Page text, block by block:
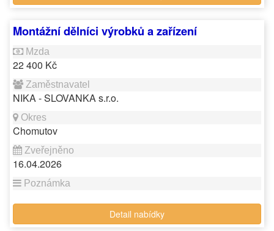
Montážní dělníci výrobků a zařízení
22 400 Kč
NIKA - SLOVANKA s.r.o.
Chomutov
16.04.2026
Detail nabídky